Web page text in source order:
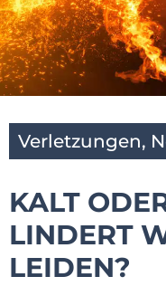
Verletzungen,
KALT
LINDERT
LEIDEN?